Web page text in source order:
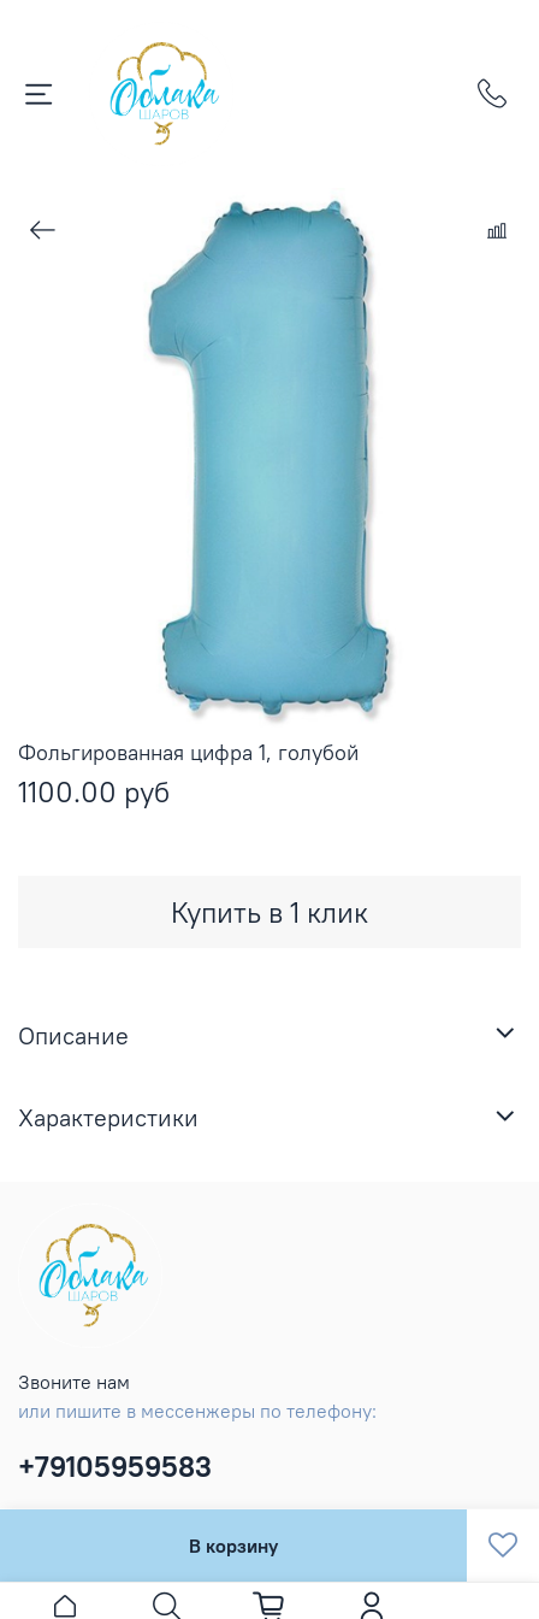
Фольгированная цифра 1, голубой
1100.00 руб
В корзину
Купить в 1 клик
Описание
Характеристики
Звоните нам
или пишите в мессенжеры по телефону:
+79105959583